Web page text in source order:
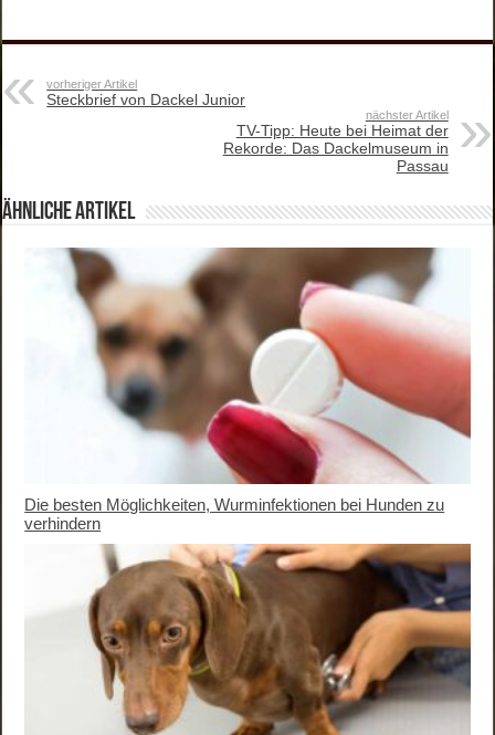
c
e
b
k
tt
er
er
st
k
dI
G
vorheriger Artikel
Steckbrief von Dackel Junior
nächster Artikel
TV-Tipp: Heute bei Heimat der
Rekorde: Das Dackelmuseum in
Passau
ähnliche Artikel
Die besten Möglichkeiten, Wurminfektionen bei Hunden zu
verhindern